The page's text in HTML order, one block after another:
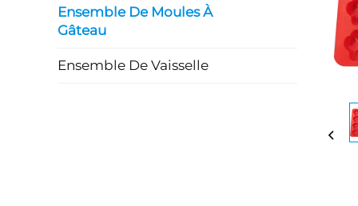
Ensemble De Moules À
Gâteau
Ensemble De Vaisselle